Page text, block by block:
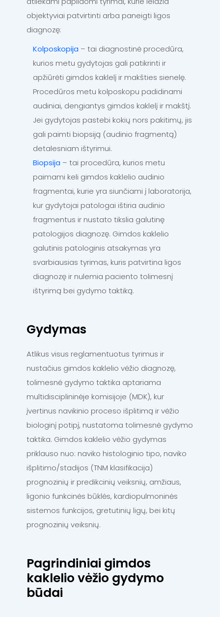
objektyviai patvirtinti arba paneigti ligos
diagnozę:
Kolposkopija – tai diagnostinė procedūra,
kurios metu gydytojas gali patikrinti ir
apžiūrėti gimdos kaklelį ir makšties sienelę.
Procedūros metu kolposkopu padidinami
audiniai, dengiantys gimdos kaklelį ir makštį.
Jei gydytojas pastebi kokių nors pakitimų, jis
gali paimti biopsiją (audinio fragmentą)
detalesniam ištyrimui.
Biopsija – tai procedūra, kurios metu
paimami keli gimdos kaklelio audinio
fragmentai, kurie yra siunčiami į laboratorija,
kur gydytojai patologai ištiria audinio
fragmentus ir nustato tikslia galutinę
patologijos diagnozę. Gimdos kaklelio
galutinis patologinis atsakymas yra
svarbiausias tyrimas, kuris patvirtina ligos
diagnozę ir nulemia paciento tolimesnį
ištyrimą bei gydymo taktiką.
Gydymas
Atlikus visus reglamentuotus tyrimus ir
nustačius gimdos kaklelio vėžio diagnozę,
tolimesnė gydymo taktika aptariama
multidisciplininėje komisijoje (MDK), kur
įvertinus navikinio proceso išplitimą ir vėžio
biologinį potipį, nustatoma tolimesnė gydymo
taktika. Gimdos kaklelio vėžio gydymas
priklauso nuo: naviko histologinio tipo, naviko
išplitimo/stadijos (TNM klasifikacija)
prognozinių ir predikcinių veiksnių, amžiaus,
ligonio funkcinės būklės, kardiopulmoninės
sistemos funkcijos, gretutinių ligų, bei kitų
prognozinių veiksnių.
Pagrindiniai gimdos
kaklelio vėžio gydymo
būdai